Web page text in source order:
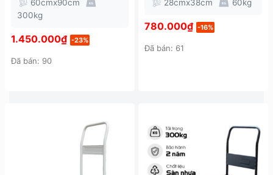
60cmx90cm
300kg
1.450.000₫ -23%
Đã bán: 90
28cmx38cm 60kg
780.000₫ -16%
Đã bán: 61